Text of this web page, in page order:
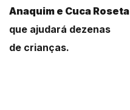
Anaquim e Cuca Roseta
que ajudará dezenas
de crianças.